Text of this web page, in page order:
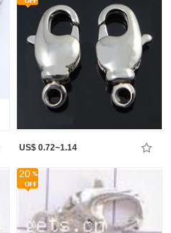
US$ 0.72~1.14
20